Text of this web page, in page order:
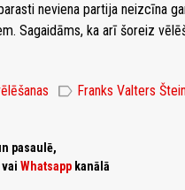
neviena partija neizcīna
Sagaidāms, ka arī šoreiz
label Franks Valters
pasaulē,
vai Whatsapp kanālā